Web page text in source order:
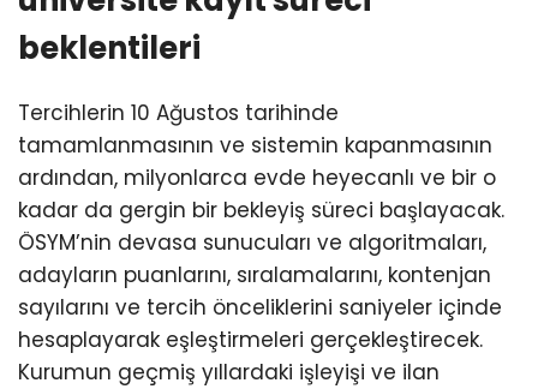
beklentileri
Tercihlerin 10 Ağustos tarihinde
tamamlanmasının ve sistemin kapanmasının
ardından, milyonlarca evde heyecanlı ve bir o
kadar da gergin bir bekleyiş süreci başlayacak.
ÖSYM’nin devasa sunucuları ve algoritmaları,
adayların puanlarını, sıralamalarını, kontenjan
sayılarını ve tercih önceliklerini saniyeler içinde
hesaplayarak eşleştirmeleri gerçekleştirecek.
Kurumun geçmiş yıllardaki işleyişi ve ilan